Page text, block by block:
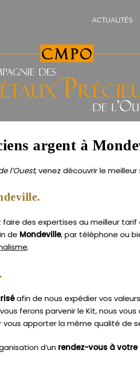
ACTUALITÉS
argent à
l’Ouest, venez découvrir le meilleur
des expertises au meilleur
de Mondeville, par téléphone ou
.
afin de nous expédier vos
ferons parvenir le Kit, nous
apporter la même qualité de
d’un rendez-vous à